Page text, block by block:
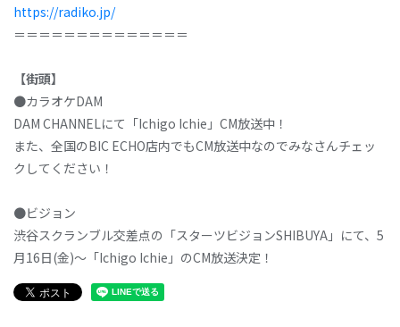
https://radiko.jp/
＝＝＝＝＝＝＝＝＝＝＝＝＝＝
【街頭】
●カラオケDAM
DAM CHANNELにて「Ichigo Ichie」CM放送中！
また、全国のBIC ECHO店内でもCM放送中なのでみなさんチェッ
クしてください！
●ビジョン
渋谷スクランブル交差点の「スターツビジョンSHIBUYA」にて、5
月16日(金)～「Ichigo Ichie」のCM放送決定！